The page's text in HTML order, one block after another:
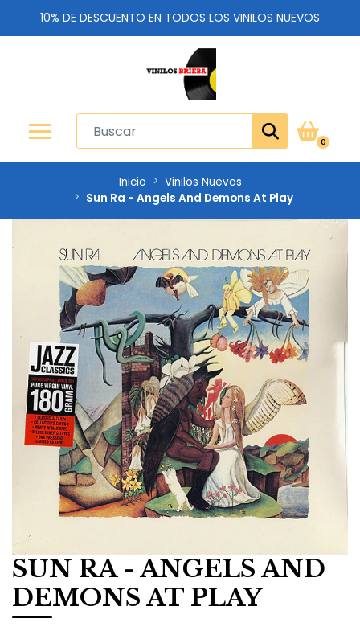
10% DE DESCUENTO EN TODOS LOS VINILOS NUEVOS
0
Inicio
Vinilos Nuevos
Sun Ra - Angels And Demons At Play
SUN RA - ANGELS AND
DEMONS AT PLAY